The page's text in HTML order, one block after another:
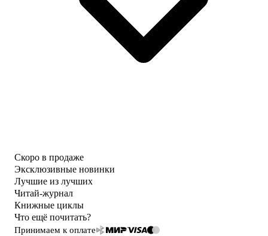
Скоро в продаже
Эксклюзивные новинки
Лучшие из лучших
Читай-журнал
Книжные циклы
Что ещё почитать?
Принимаем к оплате